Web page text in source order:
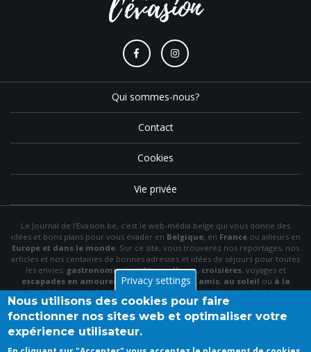
Qui sommes-nous?
Contact
Cookies
Vie privée
Le Journal de l'Evasion.be, c'est le web-média belge qui vous donne des
idées et bons plans pour vous évader en Belgique, en Franceou ailleurs en
Europe et dans le monde. Sur ce site, vous trouverez nos reportages, nos
articles et nos centaines de bonnes adresses et idées de séjours pour toutes
les envies: gastronomie,insolite,wellness, croisières, voyages et
escapades en amoureux ,en famille,entre amis; au soleil ou à la
neige,à la merouà la montagne à la campagneou encitytrip, en
hôtel, en gîteou enchambre d'hôte…
N'hésitez pas à utiliser le menu et la barre de recherche pour trouver le bon
plan idéal parmi nos articles et archives, à "aimer" notre
vous inscrire à notre newsletter mensuelle pour recevoir en primeur nos
Privacy settings
Nous utilisons des cookies pour faire
fonctionner nos sites web et optimaliser votre
expérience utilisateur.